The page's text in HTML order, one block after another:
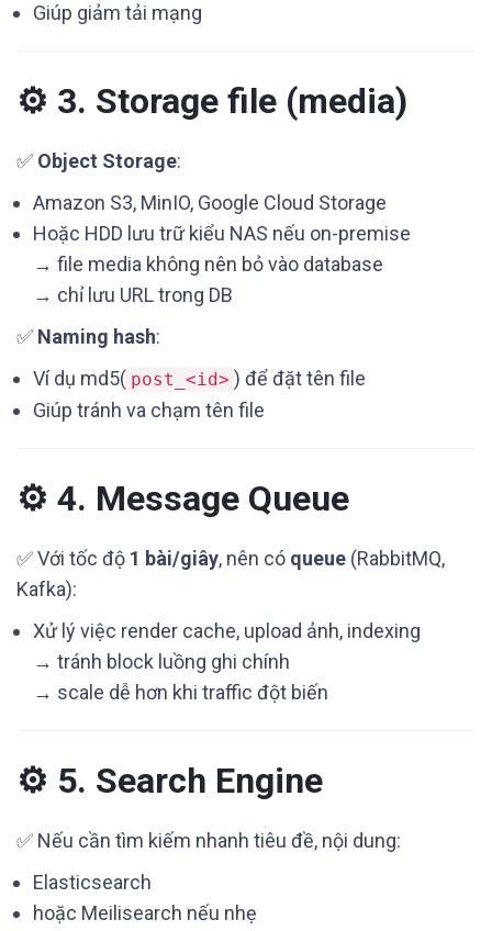
Giúp giảm tải mạng
⚙️ 3. Storage file (media)
✅ Object Storage:
Amazon S3, MinIO, Google Cloud Storage
Hoặc HDD lưu trữ kiểu NAS nếu on-premise
→ file media không nên bỏ vào database
→ chỉ lưu URL trong DB
✅ Naming hash:
Ví dụ md5( post_<id> ) để đặt tên file
Giúp tránh va chạm tên file
⚙️ 4. Message Queue
✅ Với tốc độ 1 bài/giây, nên có queue (RabbitMQ,
Kafka):
Xử lý việc render cache, upload ảnh, indexing
→ tránh block luồng ghi chính
→ scale dễ hơn khi traffic đột biến
⚙️ 5. Search Engine
✅ Nếu cần tìm kiếm nhanh tiêu đề, nội dung:
Elasticsearch
hoặc Meilisearch nếu nhẹ